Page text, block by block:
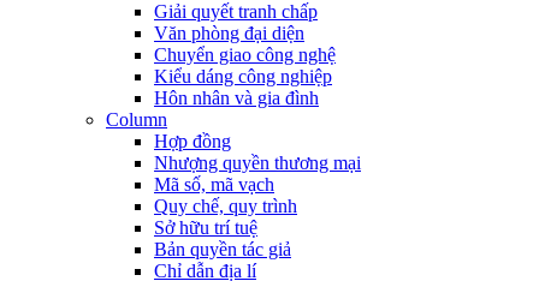
Giải quyết tranh chấp
Văn phòng đại diện
Chuyển giao công nghệ
Kiểu dáng công nghiệp
Hôn nhân và gia đình
Column
Hợp đồng
Nhượng quyền thương mại
Mã số, mã vạch
Quy chế, quy trình
Sở hữu trí tuệ
Bản quyền tác giả
Chỉ dẫn địa lí